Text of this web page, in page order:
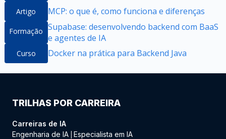
Artigo MCP: o que é, como funciona e diferenças
Formação Supabase: desenvolvendo backend com BaaS
e agentes de IA
Curso Docker na prática para Backend Java
TRILHAS POR CARREIRA
Carreiras de IA
Engenharia de IA Especialista em IA